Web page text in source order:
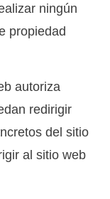
ningún
propiedad
autoriza
redirigir
del sitio
al sitio web